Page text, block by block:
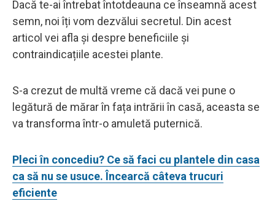
Dacă te-ai întrebat întotdeauna ce înseamnă acest
semn, noi îți vom dezvălui secretul. Din acest
articol vei afla și despre beneficiile și
contraindicațiile acestei plante.
S-a crezut de multă vreme că dacă vei pune o
legătură de mărar în fața intrării în casă, aceasta se
va transforma într-o amuletă puternică.
Pleci în concediu? Ce să faci cu plantele din casa
ca să nu se usuce. Încearcă câteva trucuri
eficiente